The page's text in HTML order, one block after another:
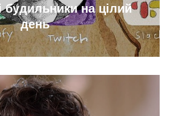
будильники на цілий
день